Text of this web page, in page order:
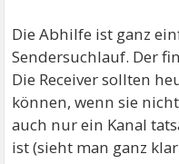
Die Abhilfe ist ganz
Sendersuchlauf. Der
Die Receiver sollten
können, wenn sie
auch nur ein Kanal
ist (sieht man ganz